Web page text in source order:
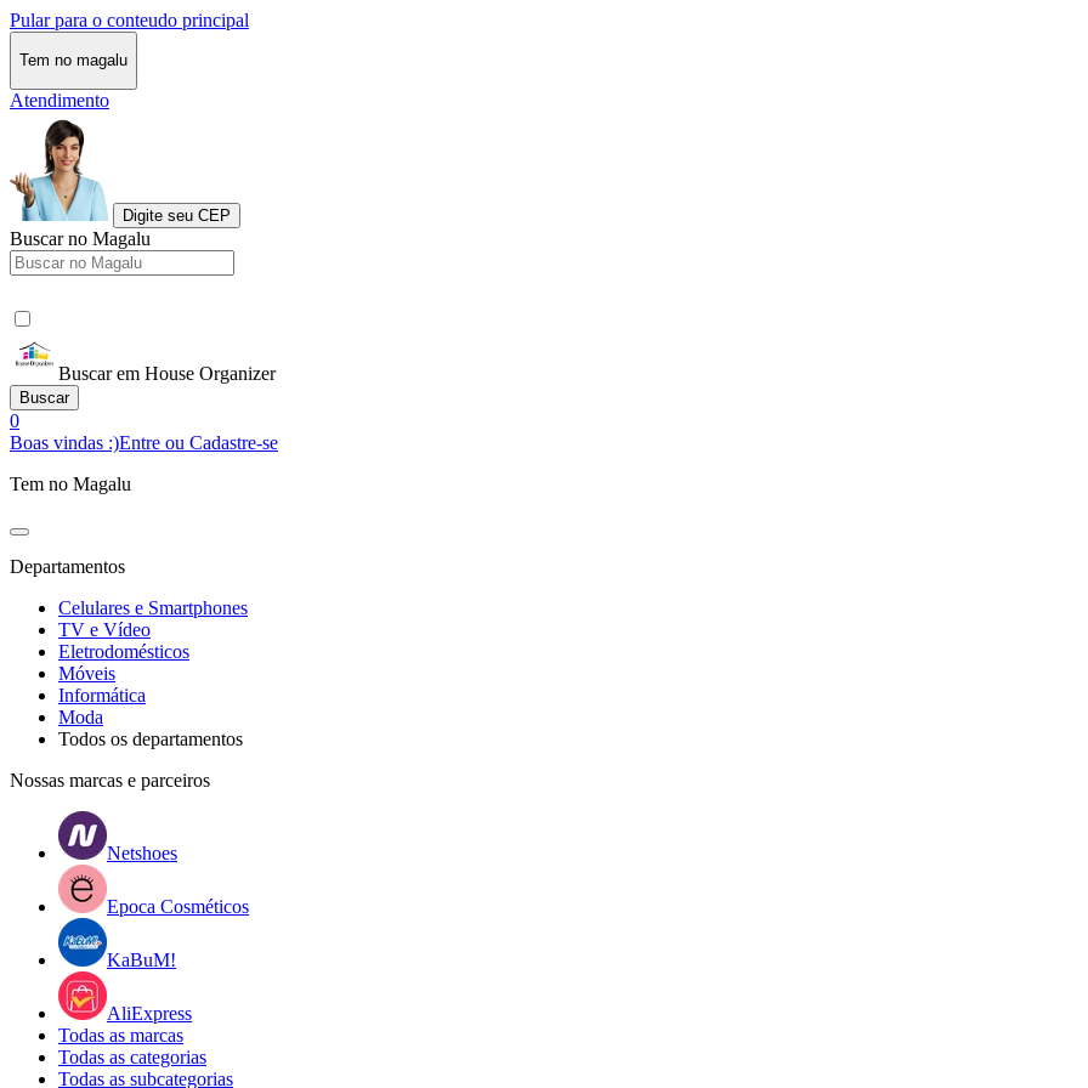
Pular para o conteudo principal
Tem no magalu
Atendimento
Digite seu CEP
Buscar no Magalu
Buscar em House Organizer
Buscar
0
Boas vindas :)Entre ou Cadastre-se
Tem no Magalu
Departamentos
Celulares e Smartphones
TV e Vídeo
Eletrodomésticos
Móveis
Informática
Moda
Todos os departamentos
Nossas marcas e parceiros
Netshoes
Epoca Cosméticos
KaBuM!
AliExpress
Todas as marcas
Todas as categorias
Todas as subcategorias